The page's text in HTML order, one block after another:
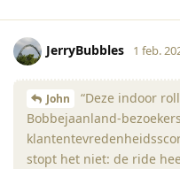
JerryBubbles 1 feb.
John
“Deze indoor
Bobbejaanland-
stopt het niet: de ride